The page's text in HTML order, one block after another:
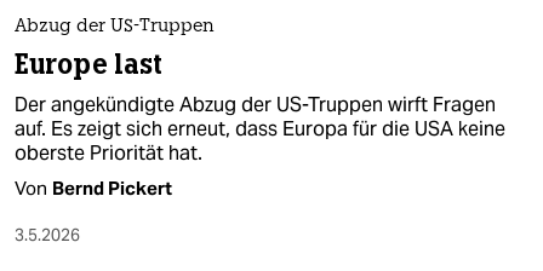
Abzug der US-Truppen
Europe last
Der angekündigte Abzug der US-Truppen wirft Fragen
auf. Es zeigt sich erneut, dass Europa für die USA keine
oberste Priorität hat.
Von Bernd Pickert
3.5.2026